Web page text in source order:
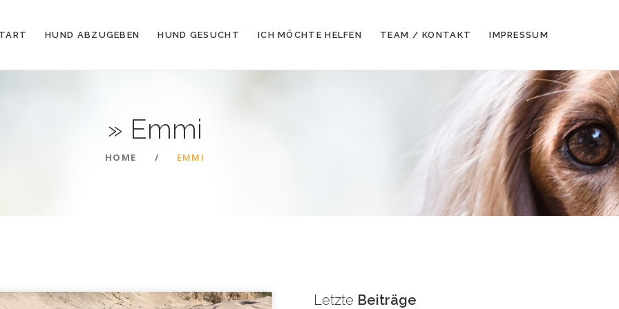
HUND ABZUGEBEN HUND GESUCHT ICH MÖCHTE HELFEN TEAM / KONTAKT IMPRESSUM
» Emmi
HOME EMMI
Letzte Beiträge